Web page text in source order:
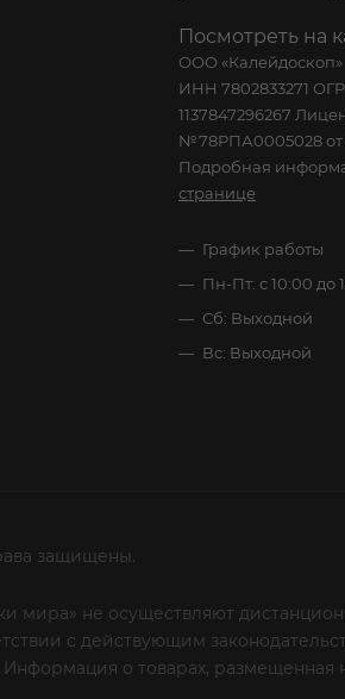
Посмотреть на
ООО «Калейдоскоп»
ИНН 7802833271
1137847296267
№78РПА0005028 от
Подробная
странице
График работы
Пн-Пт: с 10:00 до
Сб: Выходной
Вс: Выходной
защищены.
мира» не осуществляют
с действующим
о товарах, размещенная